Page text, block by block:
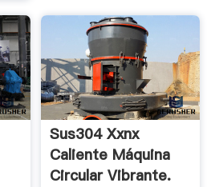
Sus304 Xxnx
Caliente Máquina
Circular Vibrante.